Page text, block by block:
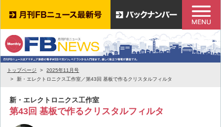
トップページ
2025年11月号
新・エレクトロニクス工作室／第43回 基板で作るクリスタルフィルタ
新・エレクトロニクス工作室
第43回 基板で作るクリスタルフィルタ